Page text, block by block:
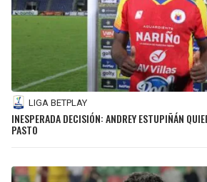
LIGA BETPLAY
INESPERADA DECISIÓN: ANDREY ESTUPIÑÁN
PASTO